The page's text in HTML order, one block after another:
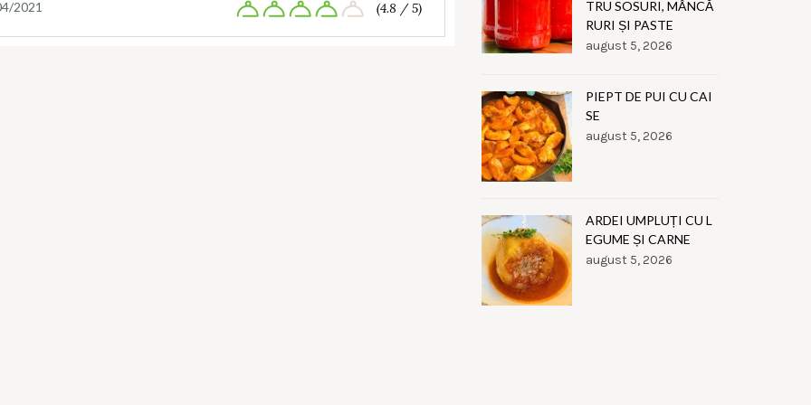
2021 (4.8 / 5)
TRU SOSURI, MÂNCĂ
RURI ȘI PASTE
august 5, 2026
PIEPT DE PUI CU CAI
SE
august 5, 2026
ARDEI UMPLUȚI CU L
EGUME ȘI CARNE
august 5, 2026